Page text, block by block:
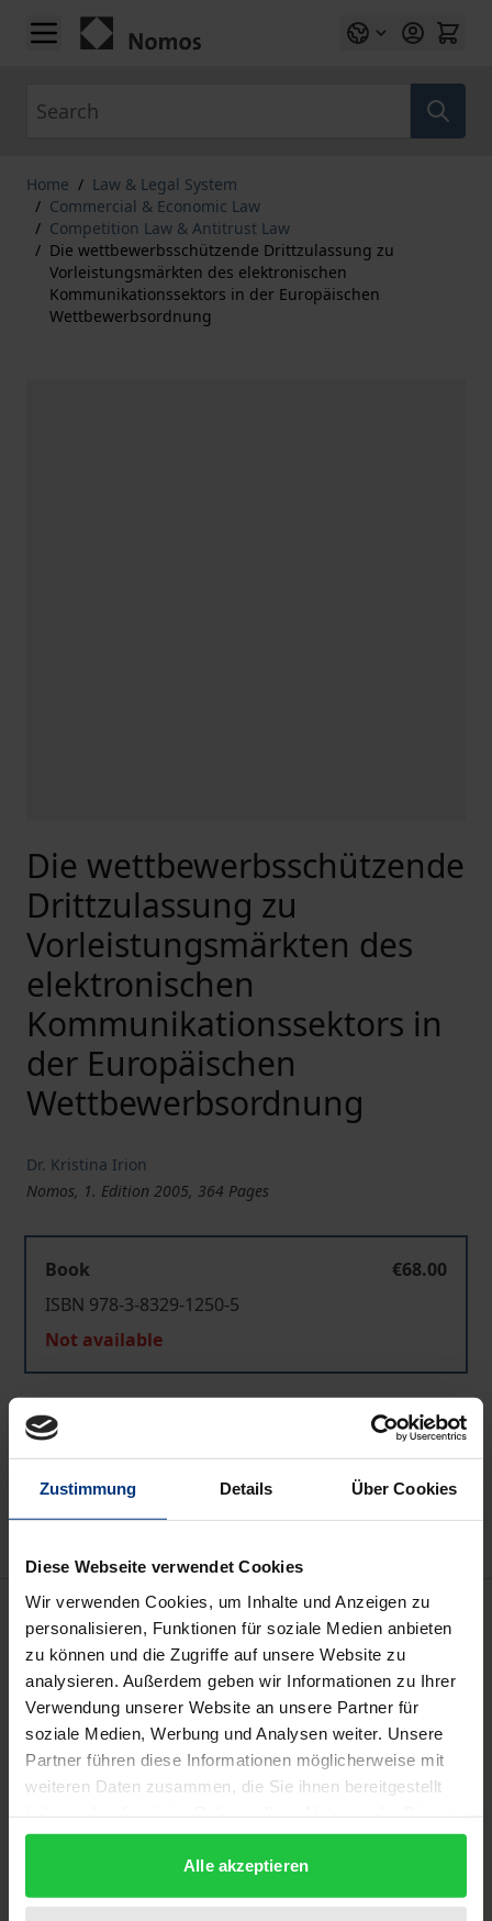
Zustimmung Details Über Cookies
Diese Webseite verwendet Cookies
Wir verwenden Cookies, um Inhalte und Anzeigen zu
personalisieren, Funktionen für soziale Medien anbieten
zu können und die Zugriffe auf unsere Website zu
analysieren. Außerdem geben wir Informationen zu Ihrer
Verwendung unserer Website an unsere Partner für
soziale Medien, Werbung und Analysen weiter. Unsere
Partner führen diese Informationen möglicherweise mit
weiteren Daten zusammen, die Sie ihnen bereitgestellt
gesammelt haben.
Alle akzeptieren
Skip to Content
Home / Law & Legal System
/ Commercial & Economic Law
/ Competition Law & Antitrust Law
/ Die wettbewerbsschützende Drittzulassung zu
Vorleistungsmärkten des elektronischen
Kommunikationssektors in der Europäischen
Wettbewerbsordnung
Die wettbewerbsschützende
Drittzulassung zu
Vorleistungsmärkten des
elektronischen
Kommunikationssektors in
der Europäischen
Wettbewerbsordnung
Dr. Kristina Irion
Nomos, 1. Edition 2005, 364 Pages
Book
€68.00
ISBN 978-3-8329-1250-5
Not available
Delivery cost notice
Description
Der EG-Wettbewerbsschutz im elektronischen
Kommunikationssektor setzt bei den
Vorleistungszugängen an. Eingehend wird das
Missbrauchsverbot in Artikel 82 EG-Vertrag auf
Vorleistungen angewendet, die Netzbetreiber im
Verhältnis untereinander beziehen. Das Werk
analysiert anhand von repräsentativen